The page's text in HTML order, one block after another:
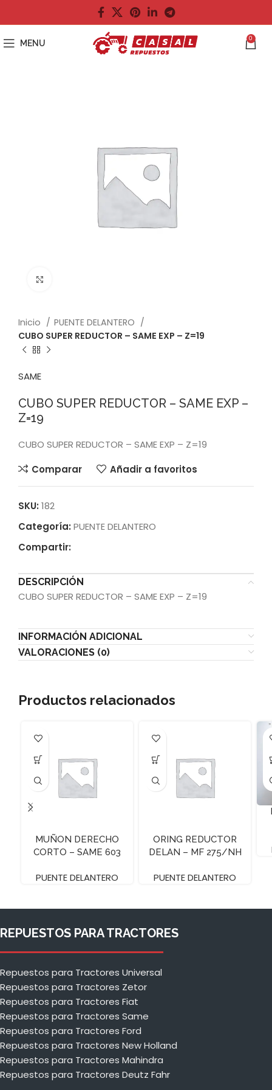
MENU 0
Inicio
PUENTE DELANTERO
CUBO SUPER REDUCTOR – SAME EXP – Z=19
SAME
CUBO SUPER REDUCTOR – SAME EXP –
Z=19
CUBO SUPER REDUCTOR – SAME EXP – Z=19
Comparar
Añadir a favoritos
SKU: 182
Categoría: PUENTE DELANTERO
Compartir:
DESCRIPCIÓN
CUBO SUPER REDUCTOR – SAME EXP – Z=19
INFORMACIÓN ADICIONAL
VALORACIONES (0)
Productos relacionados
MUÑON DERECHO
CORTO – SAME 603
PUENTE DELANTERO
ORING REDUCTOR
DELAN – MF 275/NH
PUENTE DELANTERO
REPUESTOS PARA TRACTORES
Repuestos para Tractores Universal
Repuestos para Tractores Zetor
Repuestos para Tractores Fiat
Repuestos para Tractores Same
Repuestos para Tractores Ford
Repuestos para Tractores New Holland
Repuestos para Tractores Mahindra
Repuestos para Tractores Deutz Fahr